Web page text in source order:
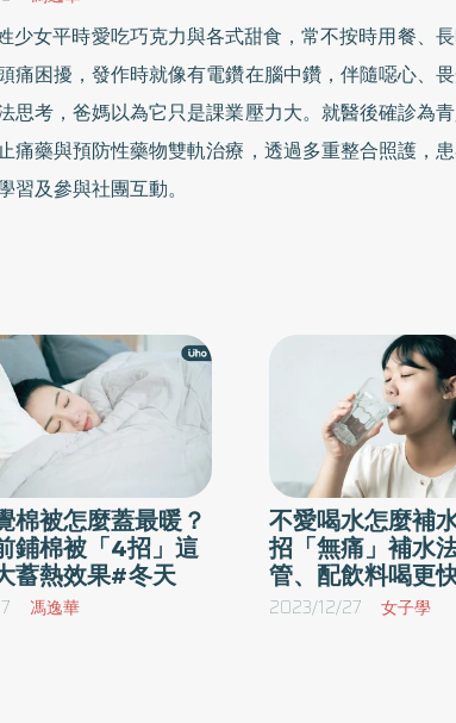
少女平時愛吃巧克力與各式甜食，常不按時用餐、
痛困擾，發作時就像有電鑽在腦中鑽，伴隨噁心、
思考，爸媽以為它只是課業壓力大。就醫後確診為青
痛藥與預防性藥物雙軌治療，透過多重整合照護，
習及參與社團互動。
棉被怎麼蓋最暖？
鋪棉被「4招」這
蓄熱效果#冬天
馮逸華
不愛喝水怎麼補
招「無痛」補水
管、配飲料喝更
2023/12/27 女子學